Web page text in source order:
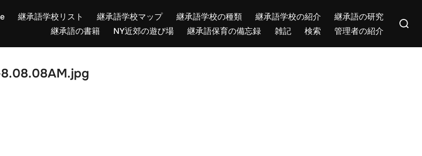
継承語学校リスト 継承語学校マップ 継承語学校の種類 継承語学校の紹介
継承語の研究
継承語の書籍
NY近郊の遊び場 継承語保育の備忘録 雑記 検索 管理者の紹介
for: